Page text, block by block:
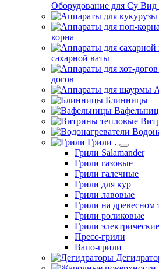
Оборудование для Су Вид
корна
сахарной ваты
догов
Блинницы
Грили
Грили Salamander
Грили газовые
Грили галечные
Грили для кур
Грили лавовые
Грили на древесном
Грили роликовые
Грили электрические
Пресс-грили
Вапо-грили